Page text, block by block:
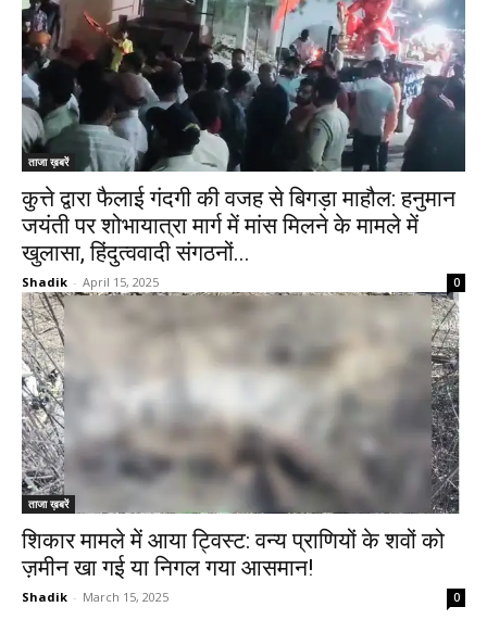
ताजा ख़बरें
कुत्ते द्वारा फैलाई गंदगी की वजह से बिगड़ा माहौल: हनुमान
जयंती पर शोभायात्रा मार्ग में मांस मिलने के मामले में
खुलासा, हिंदुत्ववादी संगठनों...
Shadik - April 15, 2025 0
ताजा ख़बरें
शिकार मामले में आया ट्विस्ट: वन्य प्राणियों के शवों को
ज़मीन खा गई या निगल गया आसमान!
Shadik - March 15, 2025 0